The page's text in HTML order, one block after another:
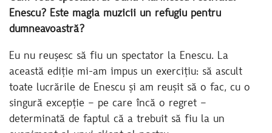
Enescu? Este magia muzicii un refugiu pentru
dumneavoastră?
Eu nu reușesc să fiu un spectator la Enescu. La
această ediție mi-am impus un exercițiu: să ascult
toate lucrările de Enescu și am reușit să o fac, cu o
singură excepție – pe care încă o regret –
determinată de faptul că a trebuit să fiu la un